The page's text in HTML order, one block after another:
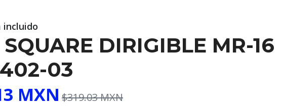
incluido
DIRIGIBLE MR-16
03
MXN $319.03 MXN